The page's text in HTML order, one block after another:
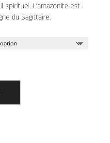
spirituel. L’amazonite est
du Sagittaire.